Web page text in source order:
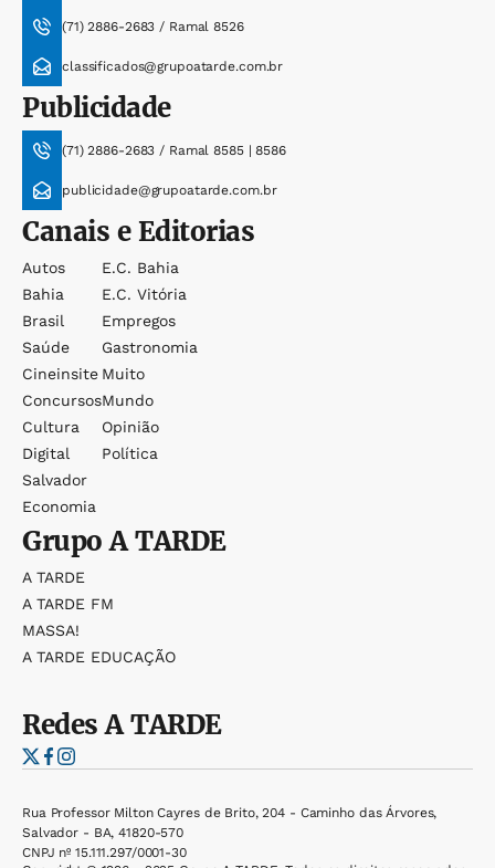
(71) 2886-2683 / Ramal 8526
classificados@grupoatarde.com.br
Publicidade
(71) 2886-2683 / Ramal 8585 | 8586
publicidade@grupoatarde.com.br
Canais e Editorias
Autos
Bahia
Brasil
Saúde
Cineinsite
Concursos
Cultura
Digital
Salvador
Economia
E.c. Bahia
E.c. Vitória
Empregos
Gastronomia
Muito
Mundo
Opinião
Política
GrupoA TARDE
A TARDE
A TARDE FM
MASSA!
A TARDE EDUCAÇÃO
RedesA TARDE
Rua Professor Milton Cayres de Brito, 204 - Caminho das Árvores,
Salvador - BA, 41820-570
CNPJ nº 15.111.297/0001-30